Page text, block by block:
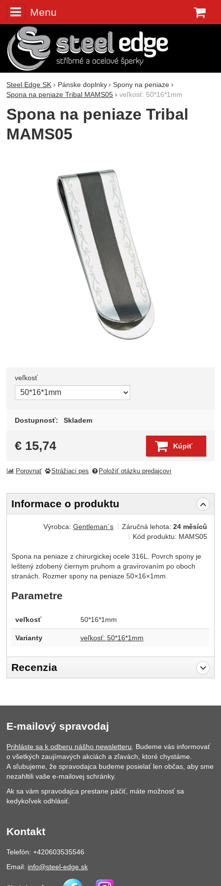
Menu
Steel Edge SK Pánske doplnky
Spony na peniaze
Spona na peniaze Tribal MAMS05
veľkosť: 50*16*1mm
Spona na peniaze Tribal
MAMS05
Zvoľte variant
veľkosť
Dostupnosť: Skladem
€ 15,74 Kúpiť
Porovnať Strážiaci pes Položiť otázku predajcovi
Informace o produktu
Výrobca:Gentleman´s Záručná lehota:24 měsíců
Kód produktu: MAMS05
Spona na peniaze z chirurgickej ocele 316L. Povrch spony je
leštený zdobený čiernym pruhom a gravírovaním po oboch
stranách. Rozmer spony na peniaze 50×16×1mm.
Parametre
veľkosť 50*16*1mm
Varianty veľkosť: 50*16*1mm
Recenzia
Nebola pridaná žiadna recenzia.
E-mailový spravodaj
Prihláste sa k odberu nášho newsletteru . Budeme vás informovať
o všetkých zaujímavých akciách a zľavách, ktoré chystáme.
A sľubujeme, že spravodajca budeme posielať len občas, aby sme
nezahltili vaše e-mailovej schránky.
Ak sa vám spravodajca prestane páčiť, máte možnosť sa
kedykoľvek odhlásiť.
Kontakt
Telefón: +420603535546
Email: info@steel-edge.sk